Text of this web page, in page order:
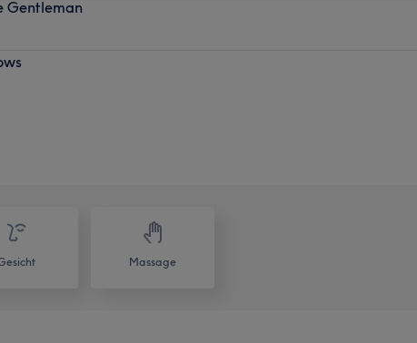
Gentleman
Massage